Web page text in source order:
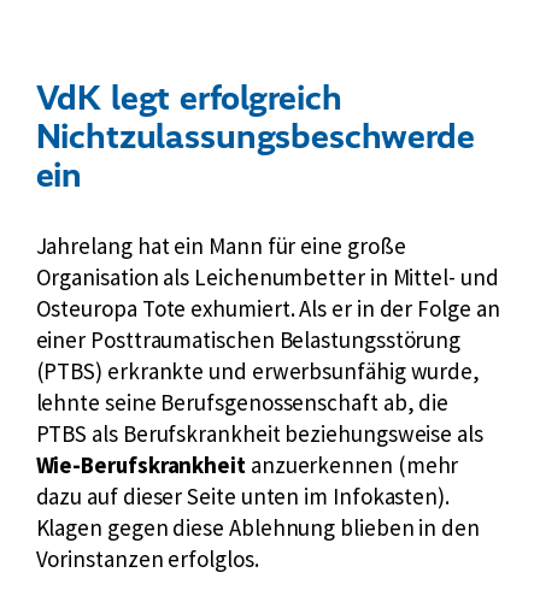
VdK legt erfolgreich
Nichtzulassungsbeschwerde
ein
Jahrelang hat ein Mann für eine große
Organisation als Leichenumbetter in Mittel- und
Osteuropa Tote exhumiert. Als er in der Folge an
einer Posttraumatischen Belastungsstörung
(PTBS) erkrankte und erwerbsunfähig wurde,
lehnte seine Berufsgenossenschaft ab, die
PTBS als Berufskrankheit beziehungsweise als
Wie-Berufskrankheitanzuerkennen (mehr
dazu auf dieser Seite unten im Infokasten).
Klagen gegen diese Ablehnung blieben in den
Vorinstanzen erfolglos.